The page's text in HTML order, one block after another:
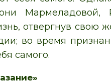
Мармеладовой,
отвергнув свою
во время
самого.